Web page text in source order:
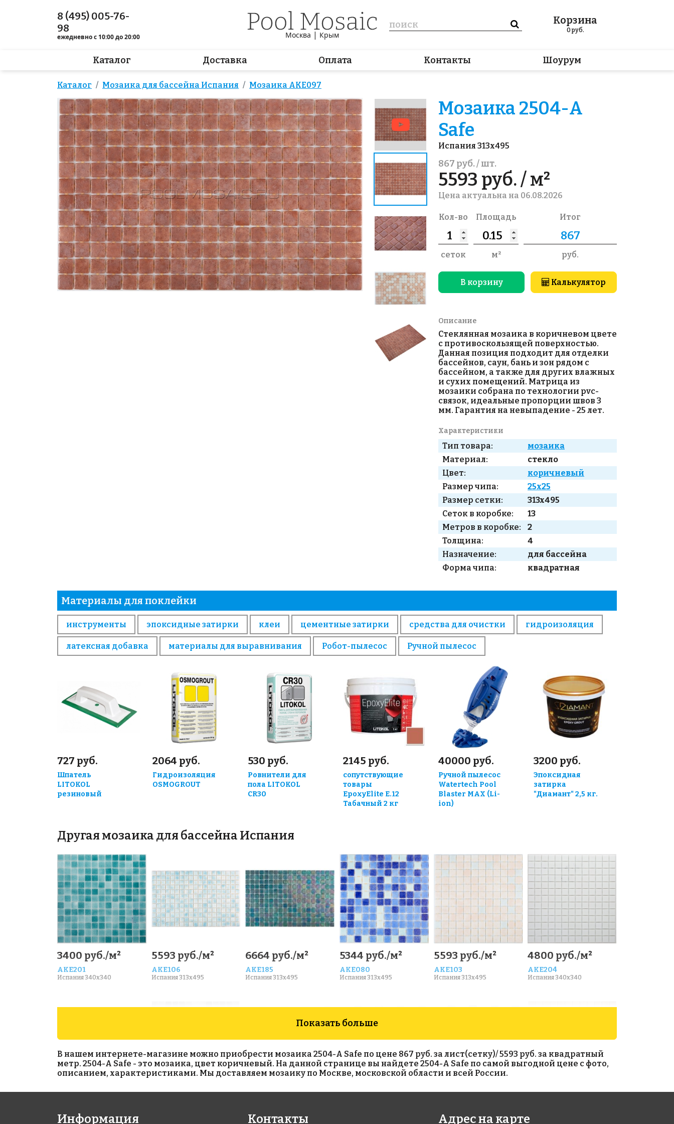
8 (495) 005-76-
98
ежедневно с 10:00 до 20:00 Москва | Крым
Корзина
0руб.
Каталог Доставка Оплата Контакты Шоурум
Каталог Мозаика для бассейна Испания Мозаика AKE097
Мозаика 2504-А
Safe
Испания 313x495
867 руб. / шт.
5593 руб. / м²
Цена актуальна на 06.08.2026
Кол-во
сеток
Площадь
м²
Итог
руб.
В корзину Калькулятор
Описание
Стеклянная мозаика в коричневом цвете
с противоскользящей поверхностью.
Данная позиция подходит для отделки
бассейнов, саун, бань и зон рядом с
бассейном, а также для других влажных
и сухих помещений. Матрица из
мозаики собрана по технологии pvc-
связок, идеальные пропорции швов 3
мм. Гарантия на невыпадение - 25 лет.
Характеристики
Тип товара:
мозаика
Материал:
стекло
Цвет:
коричневый
Размер чипа:
25x25
Размер сетки:
313x495
Сеток в коробке:
13
Метров в коробке:
2
Толщина:
4
Назначение:
для бассейна
Форма чипа:
квадратная
Материалы для поклейки
инструменты эпоксидные затирки клеи цементные затирки средства для очистки гидроизоляция
латексная добавка материалы для выравнивания Робот-пылесос Ручной пылесос
727 руб.
Шпатель
LITOKOL
резиновый
2064 руб.
Гидроизоляция
OSMOGROUT
530 руб.
Ровнители для
пола LITOKOL
CR30
2145 руб.
сопутствующие
товары
EpoxyElite E.12
Табачный 2 кг
40000 руб.
Ручной пылесос
Watertech Pool
Blaster MAX (Li-
ion)
3200 руб.
Эпоксидная
затирка
"Диамант" 2,5 кг.
Другая мозаика для бассейна Испания
3400 руб./м²
AKE201
Испания 340x340
5593 руб./м²
AKE106
Испания 313x495
6664 руб./м²
AKE185
Испания 313x495
5344 руб./м²
AKE080
Испания 313x495
5593 руб./м²
AKE103
Испания 313x495
4800 руб./м²
AKE204
Испания 340x340
AKE183 AKE222 AKE221 AKS124
Показать больше
В нашем интернете-магазине можно приобрести мозаика 2504-А Safe по цене 867 руб. за лист(сетку)/ 5593 руб. за квадратный
метр. 2504-А Safe - это мозаика, цвет коричневый. На данной странице вы найдете 2504-А Safe по самой выгодной цене с фото,
описанием, характеристиками. Мы доставляем мозаику по Москве, московской области и всей России.
Информация Контакты Адрес на карте